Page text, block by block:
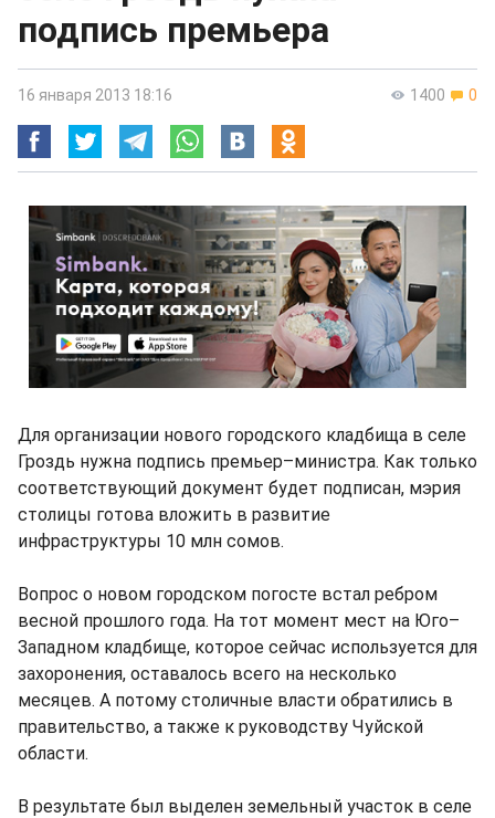
подпись премьера
1400 0
16 января 2013 18:16
Для организации нового городского кладбища в селе
Гроздь нужна подпись премьер–министра. Как только
соответствующий документ будет подписан, мэрия
столицы готова вложить в развитие
инфраструктуры 10 млн сомов.
Вопрос о новом городском погосте встал ребром
весной прошлого года. На тот момент мест на Юго–
Западном кладбище, которое сейчас используется для
захоронения, оставалось всего на несколько
месяцев. А потому столичные власти обратились в
правительство, а также к руководству Чуйской
области.
В результате был выделен земельный участок в селе